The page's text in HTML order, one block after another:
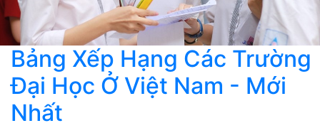
Bảng Xếp Hạng Các Trường
Đại Học Ở Việt Nam - Mới
Nhất